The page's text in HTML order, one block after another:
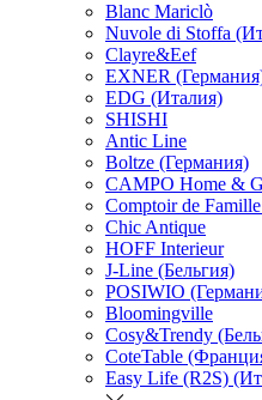
Blanc Mariclò
Nuvole di Stoffa
Clayre&Eef
EXNER
EDG (Италия)
SHISHI
Antic Line
Boltze (Германия)
CAMPO Home &
Comptoir de
Chic Antique
HOFF Interieur
J-Line (Бельгия)
POSIWIO
Bloomingville
Cosy&Trendy
CoteTable
Easy Life (R2S)